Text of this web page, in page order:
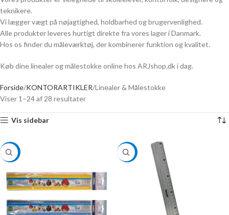
teknikere.
Vi lægger vægt på nøjagtighed, holdbarhed og brugervenlighed.
Alle produkter leveres hurtigt direkte fra vores lager i Danmark.
Hos os finder du måleværktøj, der kombinerer funktion og kvalitet.
Køb dine linealer og målestokke online hos ARJshop.dk i dag.
Forside KONTORARTIKLER Linealer & Målestokke
Viser 1–24 af 28 resultater
Vis sidebar
-56% -50%